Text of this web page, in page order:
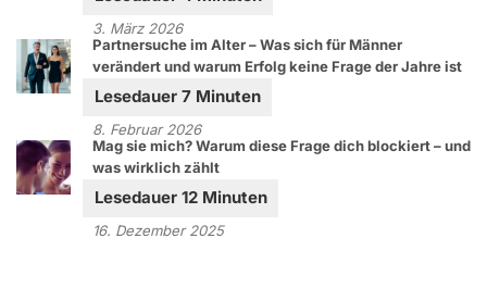
3. März 2026
Partnersuche im Alter – Was sich für Männer
verändert und warum Erfolg keine Frage der Jahre ist
8. Februar 2026
Mag sie mich? Warum diese Frage dich blockiert – und
was wirklich zählt
16. Dezember 2025